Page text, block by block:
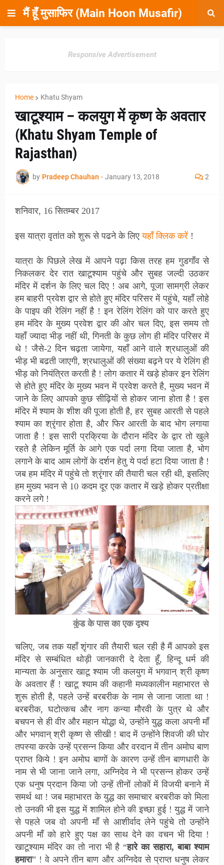
मैं हूँ मुसाफिर (Main Hoon Musafir)
Responsive Advertisement
Home Khatu Shyam
खाटूश्याम – कलयुग में कृष्ण के अवतार
(Khatu Shyam Temple of
Rajasthan)
by Pradeep Chauhan - January 13, 2018 2
शनिवार, 16 सितम्बर 2017
इस यात्रा वृतांत को शुरू से पढने के लिएयहाँ क्लिक करें !
यात्रा के पिछले लेख में आपने पढ़ा किस तरह हम गुडगाँव से
निकलकर देर रात खाटूश्याम पहुंचे और सुबह जल्दी उठकर
मंदिर में दर्शन के लिए चल दिए ! अब आगे, पूजा सामग्री लेकर
हम बाहरी प्रवेश द्वार से होते हुए मंदिर परिसर में पहुंचे, यहाँ लोहे
के पाइप की रेलिंग नहीं है ! इन रेलिंग रेलिंग को पार करते हुए
हम मंदिर के मुख्य प्रवेश द्वार की ओर चल दिए, इस समय तो
यहाँ ज्यादा भीड़ नहीं थी, गिनती के कुछ लोग ही मंदिर परिसर में
थे ! जैसे-2 दिन चढ़ता जायेगा, यहाँ आने वाले श्रधालुओं की
भीड़ भी बढती जाएगी, श्रधालुओं की संख्या बढ़ने पर ये रेलिंग ही
भीड़ को नियंत्रित करती है ! लोग कतार में खड़े होकर इन रेलिंग
से होते हुए मंदिर के मुख्य भवन में प्रवेश करते है, मुख्य भवन में
जाने के लिए आपको कुछ सीढ़ियों से होकर जाना होता है ! इस
मंदिर में श्याम के शीश की पूजा होती है, हर सुबह आरती से पहले
श्याम का श्रृंगार होता है, और फिर आरती के बाद भोग लगाया
जाता है ! इस सारी प्रक्रिया के दौरान मंदिर के द्वार तो खुले
रहते है लेकिन मूर्ति के आगे एक पर्दा लगा दिया जाता है, भोग
लगाने के बाद आम लोगों के दर्शन हेतु ये पर्दा हटा दिया जाता है !
जब हम मंदिर में पहुंचे तो श्रृंगार की तैयारी चल रही थी, इसलिए
हम मुख्य भवन से 10 कदम दूर एक कतार में खड़े होकर प्रतीक्षा
करने लगे !
कुंड के पास का एक दृश्य
चलिए, जब तक यहाँ शृंगार की तैयारी चल रही है मैं आपको इस
मंदिर से सम्बंधित थोड़ी जानकारी दे देता हूँ, हिन्दू धर्म की
मान्यता के अनुसार खाटू श्याम जी कलयुग में भगवान् श्री कृष्ण
के अवतार हैं ! खाटू श्याम की कहानी मध्यकालीन महाभारत से
शुरू होती है, पहले उन्हें बरबरीक के नाम से जाना जाता था !
बरबरीक, घटोत्कच और नाग कन्या मौरवी के पुत्र थे और
बचपन से ही वीर और महान योद्धा थे, उन्होंने युद्ध कला अपनी माँ
और भगवान् श्री कृष्ण से सीखी ! बाद में उन्होंने शिवजी की घोर
तपस्या करके उन्हें प्रसन्न किया और वरदान में तीन अमोघ बाण
प्राप्त किये ! इन अमोघ बाणों के कारण उन्हें तीन बाणधारी के
नाम से भी जाना जाने लगा, अग्निदेव ने भी प्रसन्न होकर उन्हें
एक धनुष प्रदान किया जो उन्हें तीनों लोकों में विजयी बनाने में
समर्थ था ! जब महाभारत के युद्ध का समाचार बरबरीक को मिला
तो उनकी भी इस युद्ध में शामिल होने की इच्छा हुई ! युद्ध में जाने
से पहले जब वो अपनी माँ से आशीर्वाद लेने पहुंचे तो उन्होंने
अपनी माँ को हारे हुए पक्ष का साथ देने का वचन भी दिया !
खाटूश्याम मंदिर का तो नारा भी है “हारे का सहारा, बाबा श्याम
हमारा” ! वे अपने तीन बाण और अग्निदेव से प्राप्त धनुष लेकर